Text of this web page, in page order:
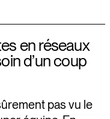
en réseaux
d’un coup
pas vu le